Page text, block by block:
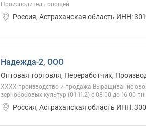
Производитель овощей
Россия, Астраханская область ИНН:
Надежда-2, ООО
Оптовая торговля, Переработчик,
ХХХХ производство и продажа Выращивание
зернобобовых культур (01.11.2) с 08-00 до 16-00
Россия, Астраханская область ИНН: